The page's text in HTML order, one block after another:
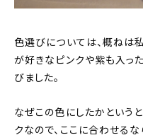
色選びについては、概ねは
が好きなピンクや紫も入っ
びました。
なぜこの色にしたかという
クなので、ここに合わせる